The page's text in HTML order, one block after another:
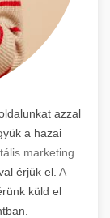
azzal
a hazai
marketing
érjük el. A
küld el